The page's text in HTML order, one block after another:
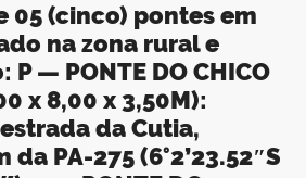
05 (cinco) pontes em
na zona rural e
P — PONTE DO CHICO
x 8,00 x 3,50M):
da Cutia,
PA-275 (6°2’23.52″S